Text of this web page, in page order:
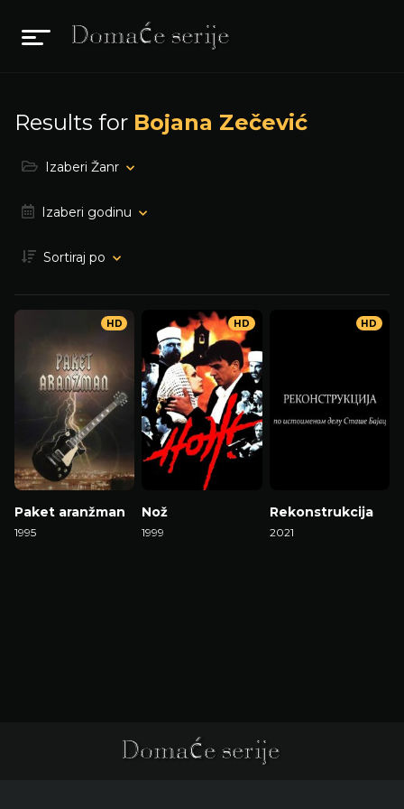
Results for Bojana Zečević
Izaberi Žanr
Izaberi godinu
Sortiraj po
Paket aranžman
1995
HD
Nož
1999
HD
Rekonstrukcija
2021
HD